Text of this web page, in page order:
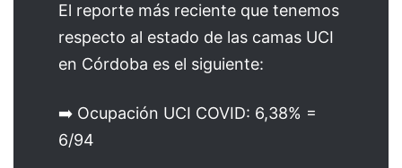
El reporte más reciente que tenemos
respecto al estado de las camas UCI
en Córdoba es el siguiente:
➡️ Ocupación UCI COVID: 6,38% =
6/94